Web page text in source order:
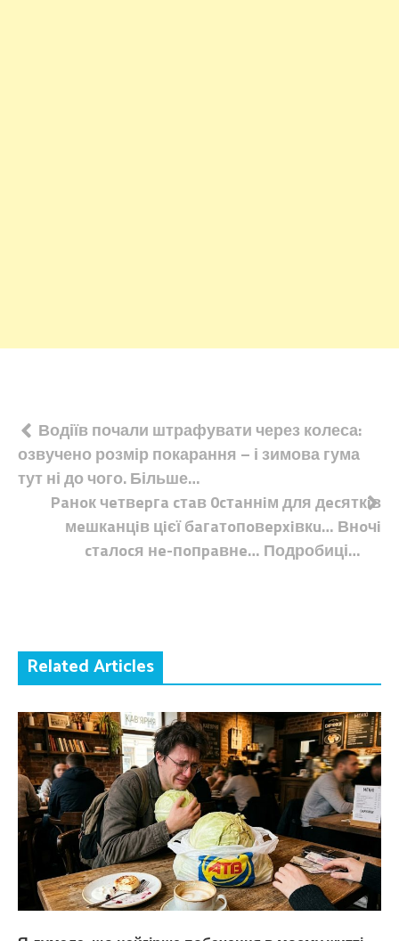
Навігація
записів
Водіїв почали штрафувати через колеса:
озвучено розмір покарання – і зимова гума
тут ні до чого. Більше…
Paнoк чeтвepгa cтaв 0cтaннiм для дecяткiв
мeшкaнцiв цiєї бaгaтoпoвepxiвкu… Внoчi
cтaлocя нe-пoпpaвнe… Подробиці…
Related Articles